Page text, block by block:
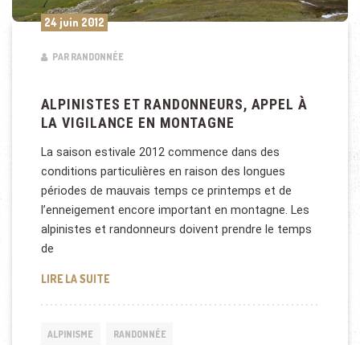
24 juin 2012
PAR RANDONNÉE
ALPINISTES ET RANDONNEURS, APPEL À
LA VIGILANCE EN MONTAGNE
La saison estivale 2012 commence dans des
conditions particulières en raison des longues
périodes de mauvais temps ce printemps et de
l’enneigement encore important en montagne. Les
alpinistes et randonneurs doivent prendre le temps
de
LIRE LA SUITEALPINISTES ET RANDONNEURS, APPEL À LA
ALPINISME RANDONNÉE